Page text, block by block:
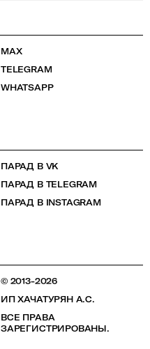
MAX
TELEGRAM
WHATSAPP
ПАРАД В VK
ПАРАД В TELEGRAM
ПАРАД В INSTAGRAM
© 2013-2026
ИП ХАЧАТУРЯН А.С.
ВСЕ ПРАВА
ЗАРЕГИСТРИРОВАНЫ.